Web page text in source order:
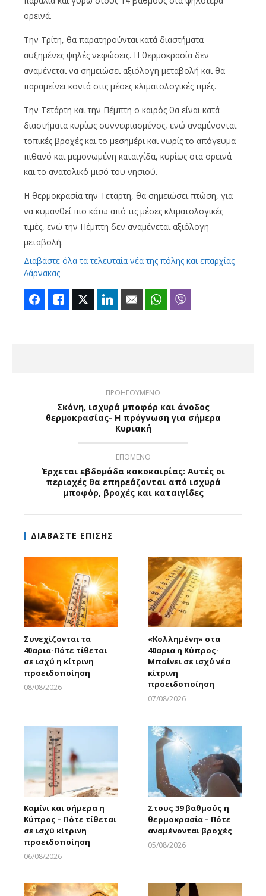
ορεινά.
Την Τρίτη, θα παρατηρούνται κατά διαστήματα
αυξημένες ψηλές νεφώσεις. Η θερμοκρασία δεν
αναμένεται να σημειώσει αξιόλογη μεταβολή και θα
παραμείνει κοντά στις μέσες κλιματολογικές τιμές.
Την Τετάρτη και την Πέμπτη ο καιρός θα είναι κατά
διαστήματα κυρίως συννεφιασμένος, ενώ αναμένονται
τοπικές βροχές και το μεσημέρι και νωρίς το απόγευμα
πιθανό και μεμονωμένη καταιγίδα, κυρίως στα ορεινά
και το ανατολικό μισό του νησιού.
Η θερμοκρασία την Τετάρτη, θα σημειώσει πτώση, για
να κυμανθεί πιο κάτω από τις μέσες κλιματολογικές
τιμές, ενώ την Πέμπτη δεν αναμένεται αξιόλογη
μεταβολή.
Διαβάστε όλα τα τελευταία νέα της πόλης και επαρχίας
Λάρνακας
FacebookLike Twitter LinkedIn Email WhatsApp
ΠΡΟΗΓΟΥΜΕΝΟ
Σκόνη, ισχυρά μποφόρ και άνοδος
θερμοκρασίας- H πρόγνωση για σήμερα
Κυριακή
ΕΠΟΜΕΝΟ
Έρχεται εβδομάδα κακοκαιρίας: Αυτές οι
περιοχές θα επηρεάζονται από ισχυρά
μποφόρ, βροχές και καταιγίδες
ΔΙΑΒΑΣΤΕ ΕΠΙΣΗΣ
Συνεχίζονται τα
40αρια-Πότε τίθεται
σε ισχύ η κίτρινη
προειδοποίηση
08/08/2026
«Κολλημένη» στα
40αρια η Κύπρος-
Μπαίνει σε ισχύ νέα
κίτρινη
προειδοποίηση
07/08/2026
Καμίνι και σήμερα η
Κύπρος – Πότε τίθεται
σε ισχύ κίτρινη
προειδοποίηση
06/08/2026
Στους 39 βαθμούς η
θερμοκρασία – Πότε
αναμένονται βροχές
05/08/2026